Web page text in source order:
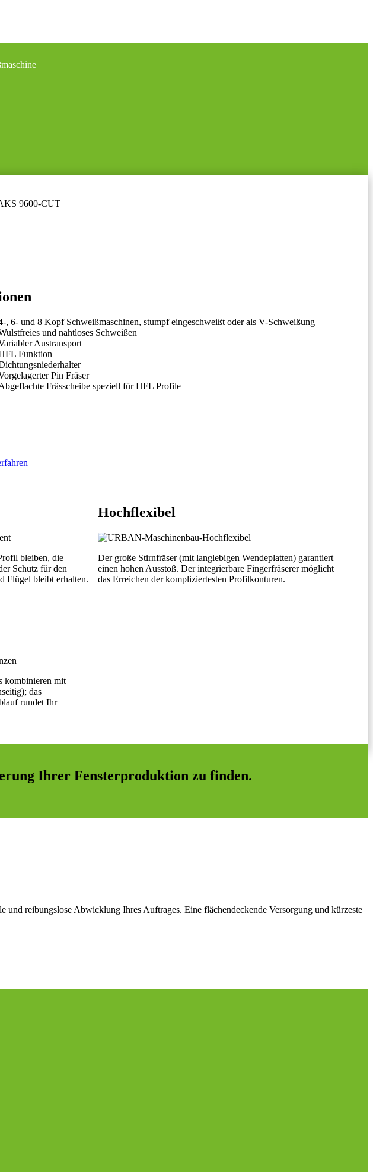
, 6- und 8 Kopf Schweißmaschinen, stumpf eingeschweißt oder als V-Schweißung
und nahtloses Schweißen
Austransport
Funktion
Pin Fräser
Frässcheibe speziell für HFL Profile
bleiben, die
Schutz für den
Flügel bleibt erhalten.
Hochflexibel
Der große Stirnfräser (mit langlebigen Wendeplatten) garantiert
einen hohen Ausstoß. Der integrierbare Fingerfräserer möglicht
das Erreichen der kompliziertesten Profilkonturen.
kombinieren mit
das
rundet Ihr
Ihrer Fensterproduktion zu finden.
und reibungslose Abwicklung Ihres Auftrages. Eine flächendeckende Versorgung und kürzeste